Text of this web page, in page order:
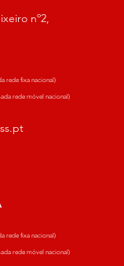
nº2,
rede fixa nacional)
rede móvel nacional)
rede fixa nacional)
rede móvel nacional)